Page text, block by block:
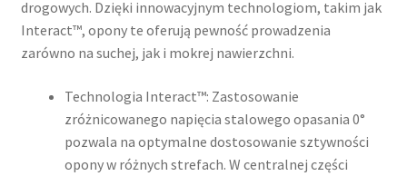
drogowych. Dzięki innowacyjnym technologiom, takim jak
Interact™, opony te oferują pewność prowadzenia
zarówno na suchej, jak i mokrej nawierzchni.​
Technologia Interact™: Zastosowanie
zróżnicowanego napięcia stalowego opasania 0°
pozwala na optymalne dostosowanie sztywności
opony w różnych strefach. W centralnej części